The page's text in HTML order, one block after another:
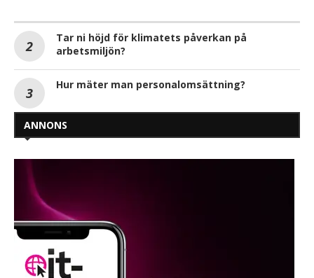
Tar ni höjd för klimatets påverkan på
arbetsmiljön?
Hur mäter man personalomsättning?
ANNONS